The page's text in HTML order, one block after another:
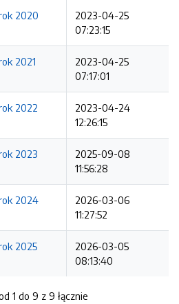
2020
2023-04-25
07:23:15
2021
2023-04-25
07:17:01
2022
2023-04-24
12:26:15
2023
2025-09-08
11:56:28
2024
2026-03-06
11:27:52
2025
2026-03-05
08:13:40
1 do 9 z 9 łącznie